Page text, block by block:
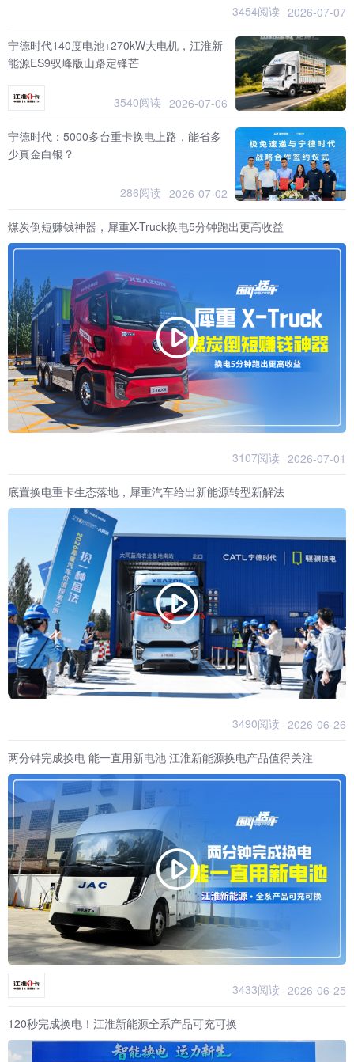
3454阅读 2026-07-07
宁德时代140度电池+270kW大电机，江淮新
能源ES9驭峰版山路定锋芒
3540阅读 2026-07-06
宁德时代：5000多台重卡换电上路，能省多
少真金白银？
286阅读 2026-07-02
煤炭倒短赚钱神器，犀重X-Truck换电5分钟跑出更高收益
3107阅读 2026-07-01
底置换电重卡生态落地，犀重汽车给出新能源转型新解法
3490阅读 2026-06-26
两分钟完成换电 能一直用新电池 江淮新能源换电产品值得关注
3433阅读 2026-06-25
120秒完成换电！江淮新能源全系产品可充可换